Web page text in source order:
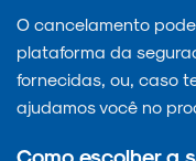
O cancelamento
plataforma da
fornecidas, ou, caso
ajudamos você no
Como escolher a